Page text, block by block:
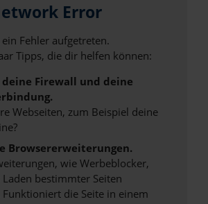
Error
Fehler aufgetreten.
Tipps, die dir helfen können:
Firewall und deine
Webseiten, zum Beispiel deine
Browsererweiterungen.
wie Werbeblocker,
bestimmter Seiten
die Seite in einem